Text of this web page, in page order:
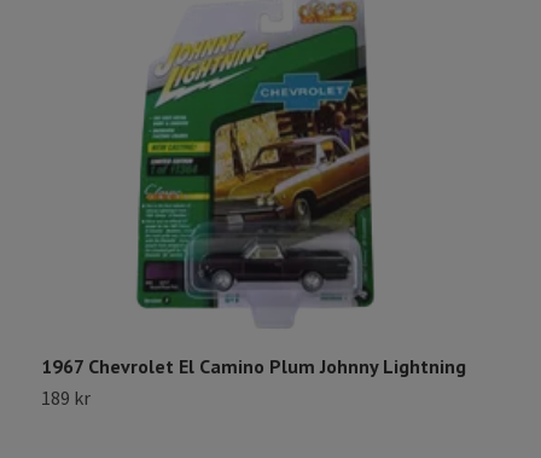
1967 Chevrolet El Camino Plum Johnny Lightning
189 kr